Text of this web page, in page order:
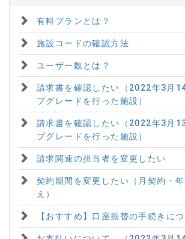
有料プランとは？
施設コードの確認方法
ユーザー数とは？
請求書を確認したい（2022年3月
プグレードを行った施設）
請求書を確認したい（2022年3月
プグレードを行った施設）
請求関連の担当者を変更したい
契約期間を変更したい（月契約・
え）
【おすすめ】口座振替の手続きに